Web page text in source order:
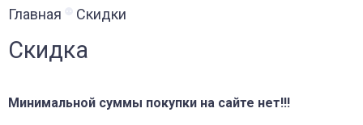
Главная Скидки
Скидка
Минимальной суммы покупки на сайте нет!!!